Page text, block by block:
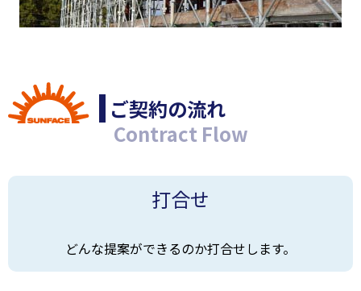
ご契約の流れ
Contract Flow
打合せ
どんな提案ができるのか打合せします。